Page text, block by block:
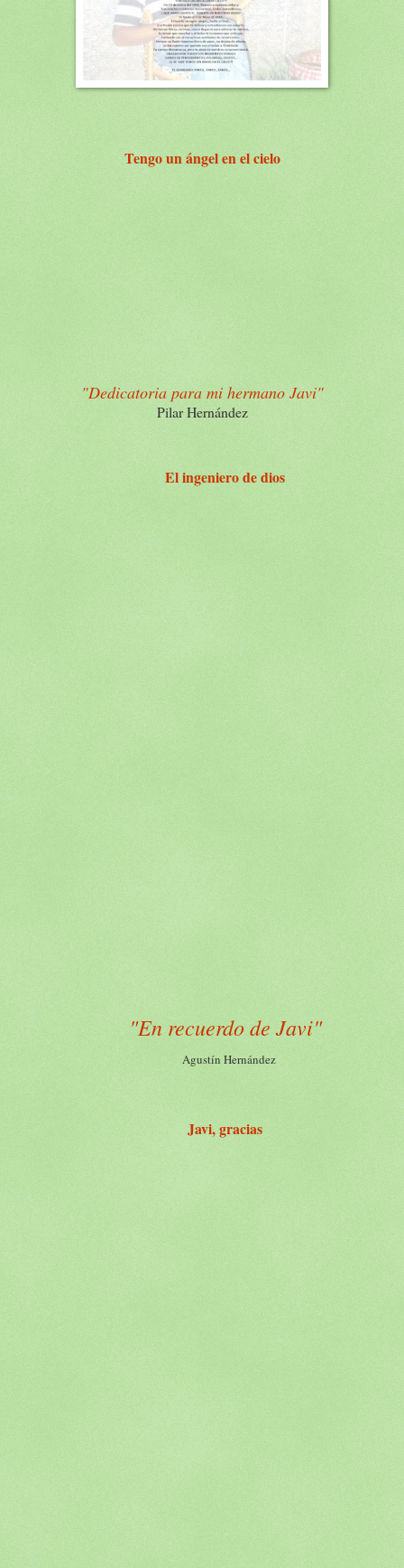
Tengo un ángel en el cielo
"Dedicatoria para mi hermano Javi"
Pilar Hernández
El ingeniero de dios
"En recuerdo de Javi"
Agustín Hernández
Javi, gracias